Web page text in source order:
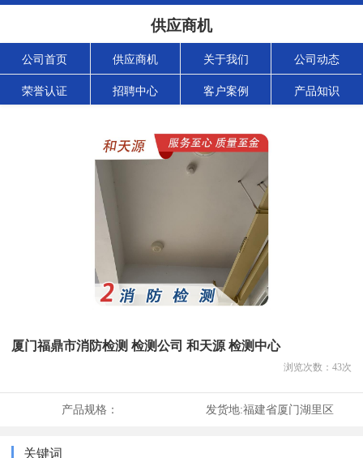
供应商机
公司首页 供应商机 关于我们 公司动态
荣誉认证 招聘中心 客户案例 产品知识
厦门福鼎市消防检测 检测公司 和天源 检测中心
浏览次数： 43次
产品规格： 发货地:福建省厦门湖里区
关键词